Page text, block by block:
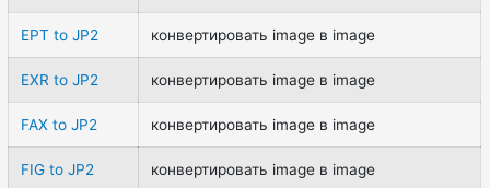
EPT to JP2 конвертировать image в image
EXR to JP2 конвертировать image в image
FAX to JP2 конвертировать image в image
FIG to JP2 конвертировать image в image